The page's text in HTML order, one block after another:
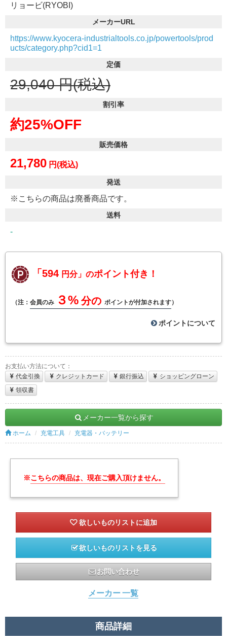
リョービ(RYOBI)
メーカーURL
https://www.kyocera-industrialtools.co.jp/powertools/prod
ucts/category.php?cid1=1
定価
29,040 円(税込)
割引率
約25%OFF
販売価格
21,780 円(税込)
発送
※こちらの商品は廃番商品です。
送料
-
「594 円分」のポイント付き！
（注： 会員のみ ３% 分の ポイントが付加されます）
ポイントについて
お支払い方法について：
代金引換
クレジットカード 銀行振込
ショッピングローン
領収書
メーカー一覧から探す
ホーム 充電工具 充電器・バッテリー
※こちらの商品は、現在ご購入頂けません。
欲しいものリストを見る
お問い合わせ
メーカー 一覧
商品詳細